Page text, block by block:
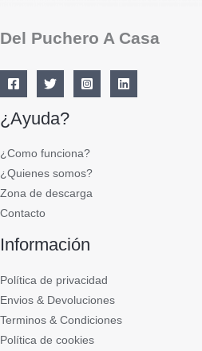
Del Puchero A Casa
¿Ayuda?
¿Como funciona?
¿Quienes somos?
Zona de descarga
Contacto
Información
Política de privacidad
Envios & Devoluciones
Terminos & Condiciones
Política de cookies